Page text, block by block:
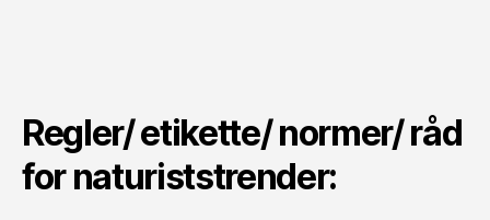
Regler/ etikette/ normer/ råd
for naturiststrender: